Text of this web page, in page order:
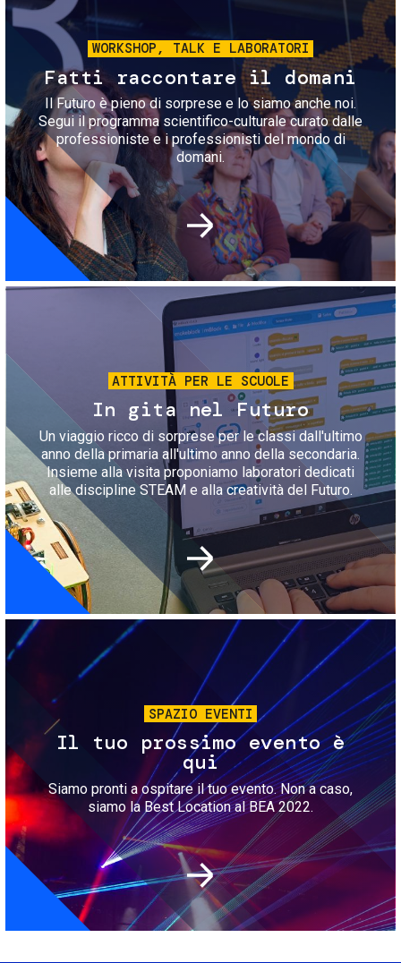
WORKSHOP, TALK E LABORATORI
Fatti raccontare il domani
Il Futuro è pieno di sorprese e lo siamo anche noi.
Segui il programma scientifico-culturale curato dalle
professioniste e i professionisti del mondo di
domani.
Immagine
ATTIVITÀ PER LE SCUOLE
In gita nel Futuro
Un viaggio ricco di sorprese per le classi dall'ultimo
anno della primaria all'ultimo anno della secondaria.
Insieme alla visita proponiamo laboratori dedicati
alle discipline STEAM e alla creatività del Futuro.
Immagine
SPAZIO EVENTI
Il tuo prossimo evento è
qui
Siamo pronti a ospitare il tuo evento. Non a caso,
siamo la Best Location al BEA 2022.